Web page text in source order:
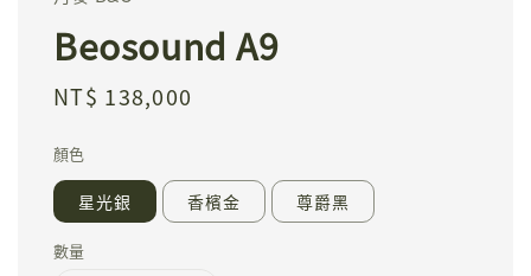
Beosound A9
Regular
NT$ 138,000
顏色
星光銀 香檳金 尊爵黑
數量